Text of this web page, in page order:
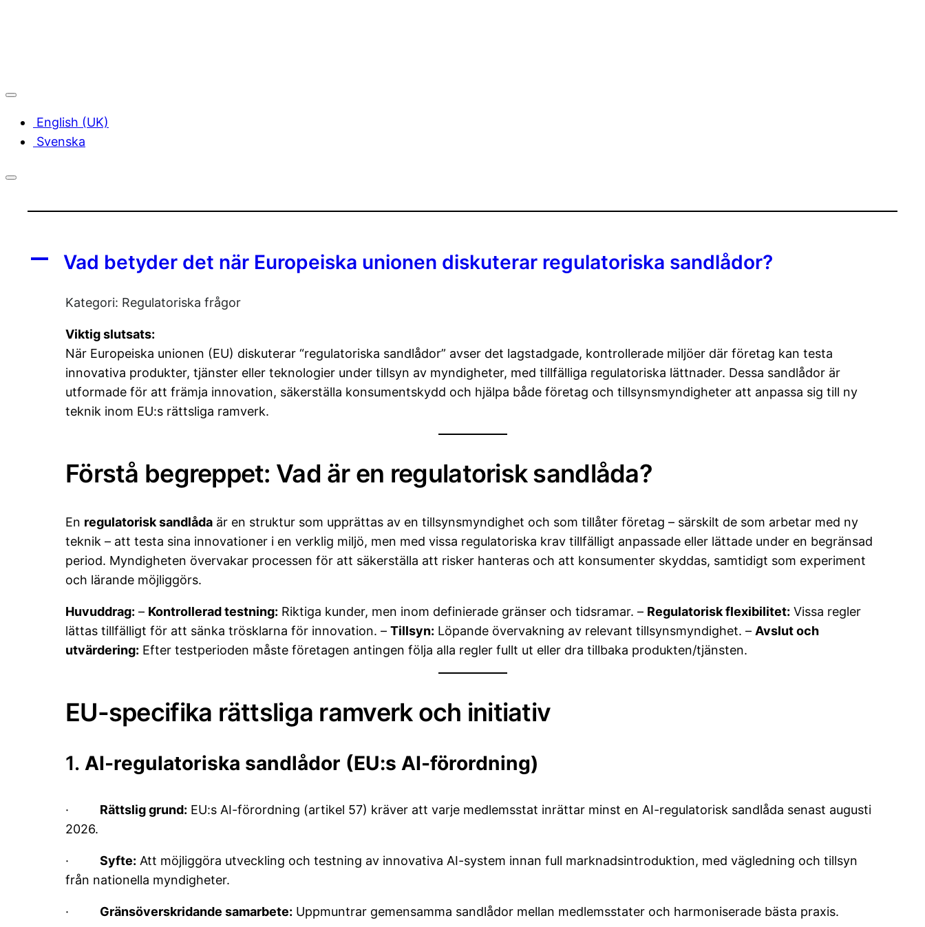
English (UK)
Svenska
A Vad betyder det när Europeiska unionen diskuterar regulatoriska sandlådor?
Kategori: Regulatoriska frågor
Viktig slutsats:
När Europeiska unionen (EU) diskuterar “regulatoriska sandlådor” avser det lagstadgade, kontrollerade miljöer där företag kan testa
innovativa produkter, tjänster eller teknologier under tillsyn av myndigheter, med tillfälliga regulatoriska lättnader. Dessa sandlådor är
utformade för att främja innovation, säkerställa konsumentskydd och hjälpa både företag och tillsynsmyndigheter att anpassa sig till ny
teknik inom EU:s rättsliga ramverk.
Förstå begreppet: Vad är en regulatorisk sandlåda?
En regulatorisk sandlåda är en struktur som upprättas av en tillsynsmyndighet och som tillåter företag – särskilt de som arbetar med ny
teknik – att testa sina innovationer i en verklig miljö, men med vissa regulatoriska krav tillfälligt anpassade eller lättade under en begränsad
period. Myndigheten övervakar processen för att säkerställa att risker hanteras och att konsumenter skyddas, samtidigt som experiment
och lärande möjliggörs.
Huvuddrag: – Kontrollerad testning: Riktiga kunder, men inom definierade gränser och tidsramar. – Regulatorisk flexibilitet: Vissa regler
lättas tillfälligt för att sänka trösklarna för innovation. – Tillsyn: Löpande övervakning av relevant tillsynsmyndighet. – Avslut och
utvärdering: Efter testperioden måste företagen antingen följa alla regler fullt ut eller dra tillbaka produkten/tjänsten.
EU-specifika rättsliga ramverk och initiativ
1. AI-regulatoriska sandlådor (EU:s AI-förordning)
· Rättslig grund: EU:s AI-förordning (artikel 57) kräver att varje medlemsstat inrättar minst en AI-regulatorisk sandlåda senast augusti
2026.
· Syfte: Att möjliggöra utveckling och testning av innovativa AI-system innan full marknadsintroduktion, med vägledning och tillsyn
från nationella myndigheter.
· Gränsöverskridande samarbete: Uppmuntrar gemensamma sandlådor mellan medlemsstater och harmoniserade bästa praxis.